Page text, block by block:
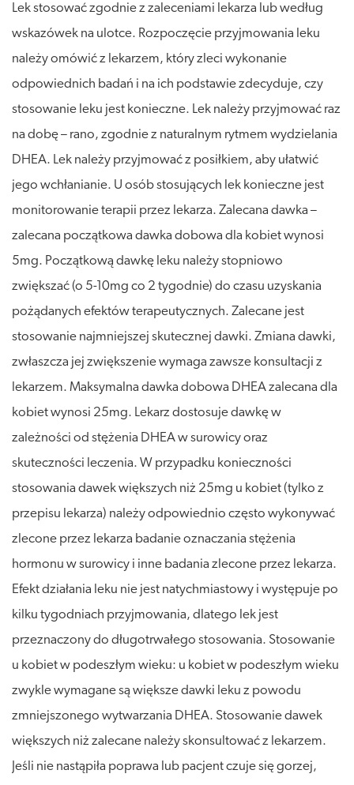
Lek stosować zgodnie z zaleceniami lekarza lub według
wskazówek na ulotce. Rozpoczęcie przyjmowania leku
należy omówić z lekarzem, który zleci wykonanie
odpowiednich badań i na ich podstawie zdecyduje, czy
stosowanie leku jest konieczne. Lek należy przyjmować raz
na dobę – rano, zgodnie z naturalnym rytmem wydzielania
DHEA. Lek należy przyjmować z posiłkiem, aby ułatwić
jego wchłanianie. U osób stosujących lek konieczne jest
monitorowanie terapii przez lekarza. Zalecana dawka –
zalecana początkowa dawka dobowa dla kobiet wynosi
5mg. Początkową dawkę leku należy stopniowo
zwiększać (o 5-10mg co 2 tygodnie) do czasu uzyskania
pożądanych efektów terapeutycznych. Zalecane jest
stosowanie najmniejszej skutecznej dawki. Zmiana dawki,
zwłaszcza jej zwiększenie wymaga zawsze konsultacji z
lekarzem. Maksymalna dawka dobowa DHEA zalecana dla
kobiet wynosi 25mg. Lekarz dostosuje dawkę w
zależności od stężenia DHEA w surowicy oraz
skuteczności leczenia. W przypadku konieczności
stosowania dawek większych niż 25mg u kobiet (tylko z
przepisu lekarza) należy odpowiednio często wykonywać
zlecone przez lekarza badanie oznaczania stężenia
hormonu w surowicy i inne badania zlecone przez lekarza.
Efekt działania leku nie jest natychmiastowy i występuje po
kilku tygodniach przyjmowania, dlatego lek jest
przeznaczony do długotrwałego stosowania. Stosowanie
u kobiet w podeszłym wieku: u kobiet w podeszłym wieku
zwykle wymagane są większe dawki leku z powodu
zmniejszonego wytwarzania DHEA. Stosowanie dawek
większych niż zalecane należy skonsultować z lekarzem.
Jeśli nie nastąpiła poprawa lub pacjent czuje się gorzej,